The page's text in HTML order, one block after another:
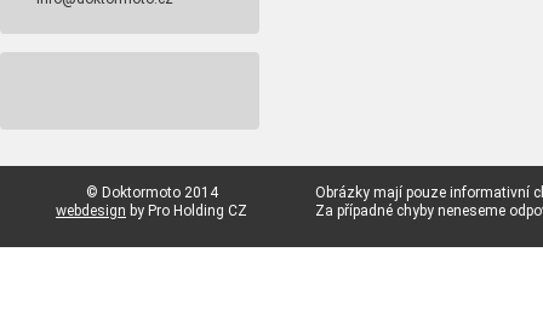
© Doktormoto 2014
webdesign by Pro Holding CZ
Obrázky mají pouze informativní
Za případné chyby neneseme